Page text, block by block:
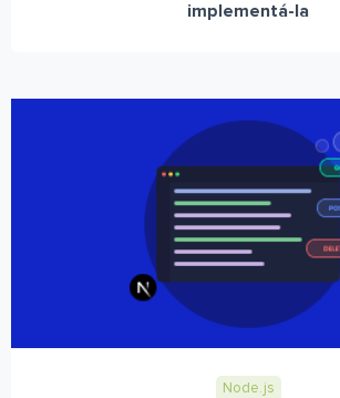
implementá-la
Node.js